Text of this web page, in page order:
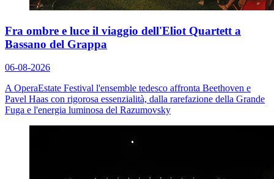
Fra ombre e luce il viaggio dell'Eliot Quartett a
Bassano del Grappa
06-08-2026
A OperaEstate Festival l'ensemble tedesco affronta Beethoven e
Pavel Haas con rigorosa essenzialità, dalla rarefazione della Grande
Fuga e l'energia luminosa del Razumovsky